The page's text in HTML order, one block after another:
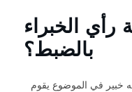
الخبراء
بالضبط؟
خبير في الموضوع يقوم